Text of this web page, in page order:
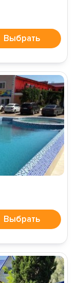
Выбрать
Выбрать